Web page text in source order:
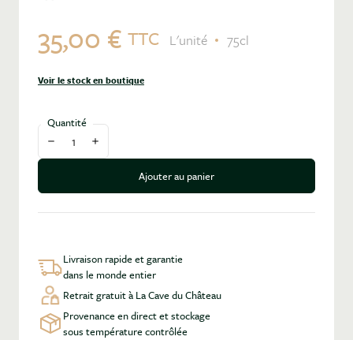
35,00 € TTC L'unité 75cl
Voir le stock en boutique
Quantité
Diminuer la quantité
Augmenter la quantité
Ajouter au panier
Livraison rapide et garantie
dans le monde entier
Retrait gratuit à La Cave du Château
Provenance en direct et stockage
sous température contrôlée